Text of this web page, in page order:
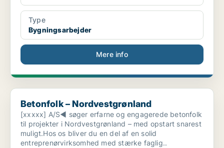
Type
Bygningsarbejder
Mere info
Betonfolk – Nordvestgrønland
Betonfolk – Nordvestgrønland
[xxxxx] A/S◀ søger erfarne og engagerede betonfolk
til projekter i Nordvestgrønland – med opstart snarest
muligt.Hos os bliver du en del af en solid
entreprenørvirksomhed med stærke faglig..